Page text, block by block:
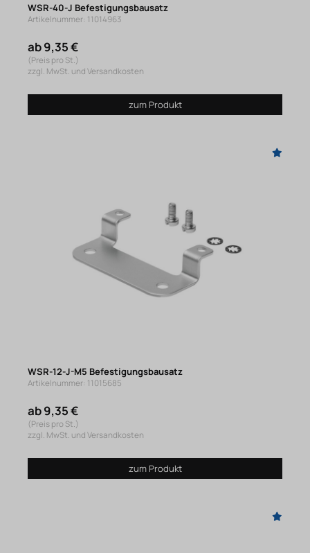
WSR-40-J Befestigungsbausatz
Artikelnummer: 11014963
ab 9,35 €
(Preis pro St.)
zzgl. MwSt. und Versandkosten
zum Produkt
WSR-12-J-M5 Befestigungsbausatz
Artikelnummer: 11015685
ab 9,35 €
(Preis pro St.)
zzgl. MwSt. und Versandkosten
zum Produkt